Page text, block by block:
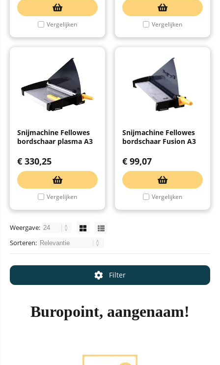
Vergelijken Vergelijken
Snijmachine Fellowes
bordschaar plasma A3
€ 330,25
Vergelijken
Snijmachine Fellowes
bordschaar Fusion A3
€ 99,07
Vergelijken
Weergave:
Sorteren:
Filter
Buropoint, aangenaam!